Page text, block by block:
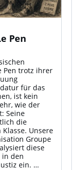
Pen
Pen trotz ihrer
für das
ist kein
wie der
Seine
die
Unsere
Groupe
diese
in den
ein. …